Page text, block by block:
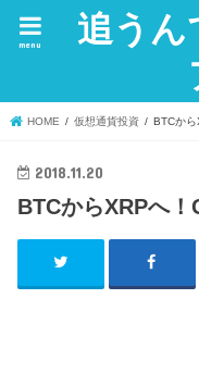
追うん
menu
HOME 仮想通貨投資 BTCから
2018.11.20
BTCからXRPへ！